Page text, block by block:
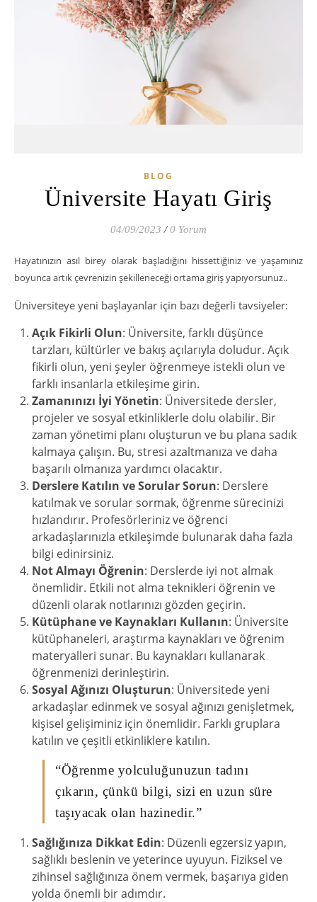
BLOG
Üniversite Hayatı Giriş
04/09/2023 / 0 Yorum
Hayatınızın asıl birey olarak başladığını hissettiğiniz ve yaşamınız
boyunca artık çevrenizin şekilleneceği ortama giriş yapıyorsunuz..
Üniversiteye yeni başlayanlar için bazı değerli tavsiyeler:
Açık Fikirli Olun: Üniversite, farklı düşünce
tarzları, kültürler ve bakış açılarıyla doludur. Açık
fikirli olun, yeni şeyler öğrenmeye istekli olun ve
farklı insanlarla etkileşime girin.
Zamanınızı İyi Yönetin: Üniversitede dersler,
projeler ve sosyal etkinliklerle dolu olabilir. Bir
zaman yönetimi planı oluşturun ve bu plana sadık
kalmaya çalışın. Bu, stresi azaltmanıza ve daha
başarılı olmanıza yardımcı olacaktır.
Derslere Katılın ve Sorular Sorun: Derslere
katılmak ve sorular sormak, öğrenme sürecinizi
hızlandırır. Profesörleriniz ve öğrenci
arkadaşlarınızla etkileşimde bulunarak daha fazla
bilgi edinirsiniz.
Not Almayı Öğrenin: Derslerde iyi not almak
önemlidir. Etkili not alma teknikleri öğrenin ve
düzenli olarak notlarınızı gözden geçirin.
Kütüphane ve Kaynakları Kullanın: Üniversite
kütüphaneleri, araştırma kaynakları ve öğrenim
materyalleri sunar. Bu kaynakları kullanarak
öğrenmenizi derinleştirin.
Sosyal Ağınızı Oluşturun: Üniversitede yeni
arkadaşlar edinmek ve sosyal ağınızı genişletmek,
kişisel gelişiminiz için önemlidir. Farklı gruplara
katılın ve çeşitli etkinliklere katılın.
“Öğrenme yolculuğunuzun tadını
çıkarın, çünkü bilgi, sizi en uzun süre
taşıyacak olan hazinedir.”
Sağlığınıza Dikkat Edin: Düzenli egzersiz yapın,
sağlıklı beslenin ve yeterince uyuyun. Fiziksel ve
zihinsel sağlığınıza önem vermek, başarıya giden
yolda önemli bir adımdır.